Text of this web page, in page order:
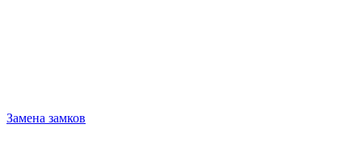
Замена замков